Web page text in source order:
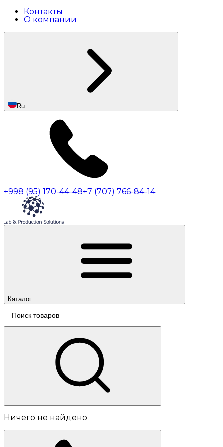
Контакты
О компании
Ru
+998 (95) 170-44-48+7 (707) 766-84-14
Каталог
Ничего не найдено